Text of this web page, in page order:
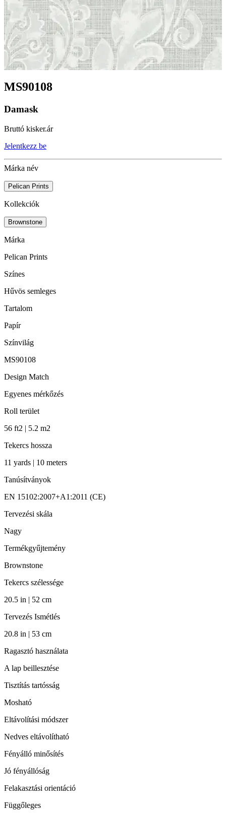
MS90108
Damask
Bruttó kisker.ár
Jelentkezz be
Márka név
Pelican Prints
Kollekciók
Brownstone
Márka
Pelican Prints
Színes
Hűvös semleges
Tartalom
Papír
Színvilág
MS90108
Design Match
Egyenes mérkőzés
Roll terület
56 ft2 | 5.2 m2
Tekercs hossza
11 yards | 10 meters
Tanúsítványok
EN 15102:2007+A1:2011 (CE)
Tervezési skála
Nagy
Termékgyűjtemény
Brownstone
Tekercs szélessége
20.5 in | 52 cm
Tervezés Ismétlés
20.8 in | 53 cm
Ragasztó használata
A lap beillesztése
Tisztítás tartósság
Mosható
Eltávolítási módszer
Nedves eltávolítható
Fényálló minősítés
Jó fényállóság
Felakasztási orientáció
Függőleges